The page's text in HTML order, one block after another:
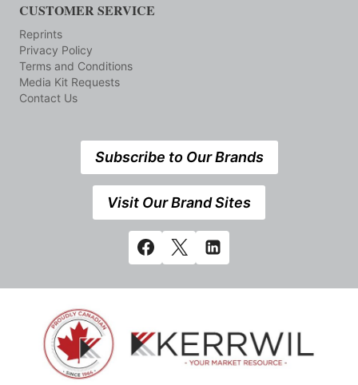
CUSTOMER SERVICE
Reprints
Privacy Policy
Terms and Conditions
Media Kit Requests
Contact Us
Subscribe to Our Brands
Visit Our Brand Sites